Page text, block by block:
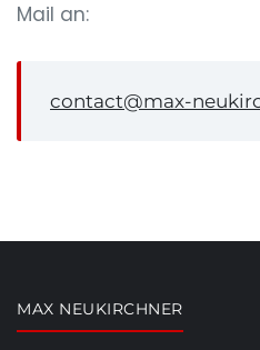
Mail an:
contact@max-
MAX NEUKIRCHNER